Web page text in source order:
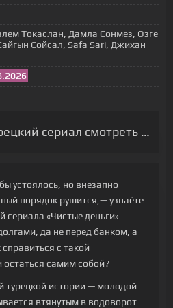
Токаслан, Дамла Сонмез, Озге
Сойсал, Safa Sari, Джихан
«Чистые деньги» турецкий сериал смотреть онлайн на русском
устоялось, но внезапно
порядок рушится,— узнаёте
сериала «Чистые деньги»
да не перед банком, а
с такой
самим собой?
турецкой истории — молодой
втянутым в водоворот